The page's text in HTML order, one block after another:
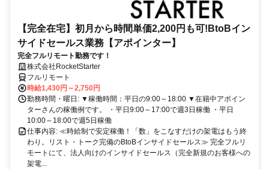
【完全在宅】初月から時間単価2,200円も可!BtoBイン
サイドセールス業務【アポインター】
完全フルリモート勤務です！
株式会社RocketStarter
フルリモート
時給1,430円～2,750円
勤務時間・曜日: ▼稼働時間：平日の9:00～18:00 ▼在籍中アポイン
ターさんの稼働例です。 ・平日9:00～17:00で週3日稼働 ・平日
10:00～18:00で週5日稼働
仕事内容: ≪時給制で安定稼働！「数」をこなすだけの架電はもう終
わり。リスト・トーク完備のBtoBインサイドセールス≫ 完全フルリ
モートにて、法人向けのインサイドセールス（完全新規のお客様への
架電...